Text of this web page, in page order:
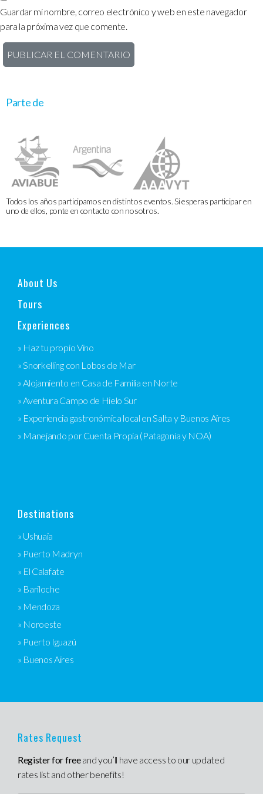
Guardar mi nombre, correo electrónico y web en este navegador
para la próxima vez que comente.
Parte de
Todos los años participamos en distintos eventos. Si esperas participar en
uno de ellos, ponte en contacto con nosotros.
About Us
Tours
Experiences
» Haz tu propio Vino
» Snorkelling con Lobos de Mar
» Alojamiento en Casa de Familia en Norte
» Aventura Campo de Hielo Sur
» Experiencia gastronómica local en Salta y Buenos Aires
» Manejando por Cuenta Propia (Patagonia y NOA)
Destinations
» Ushuaia
» Puerto Madryn
» El Calafate
» Bariloche
» Mendoza
» Noroeste
» Puerto Iguazú
» Buenos Aires
Rates Request
Register for freeand you’ll have access to our updated
rates list and other benefits!